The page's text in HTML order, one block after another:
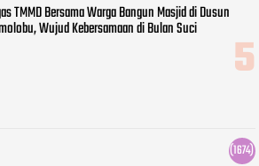
TMMD Bersama Warga Bangun Masjid di Dusun
Wujud Kebersamaan di Bulan Suci
(1674)